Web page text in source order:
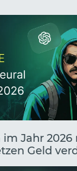
im Jahr
Geld
mit KI